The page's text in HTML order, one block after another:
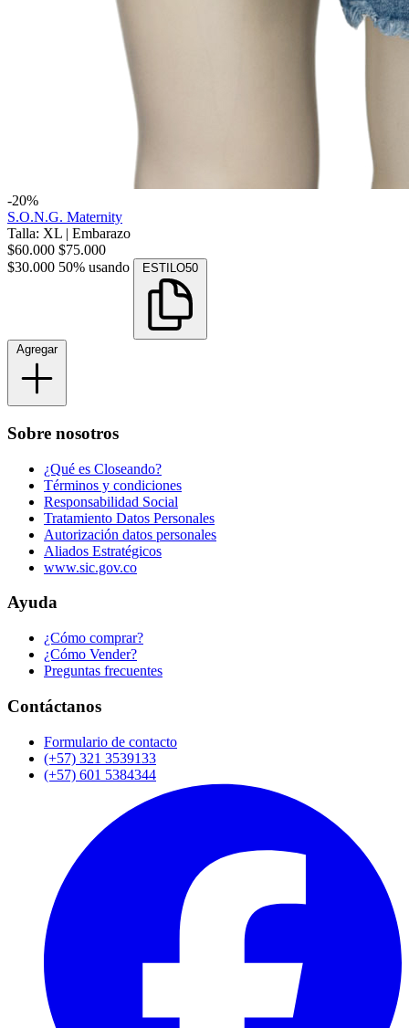
-20%
S.O.N.G. Maternity
Talla: XL | Embarazo
$60.000 $75.000
$30.000 50% usando ESTILO50
Agregar
Sobre nosotros
¿Qué es Closeando?
Términos y condiciones
Responsabilidad Social
Tratamiento Datos Personales
Autorización datos personales
Aliados Estratégicos
www.sic.gov.co
Ayuda
¿Cómo comprar?
¿Cómo Vender?
Preguntas frecuentes
Contáctanos
Formulario de contacto
(+57) 321 3539133
(+57) 601 5384344